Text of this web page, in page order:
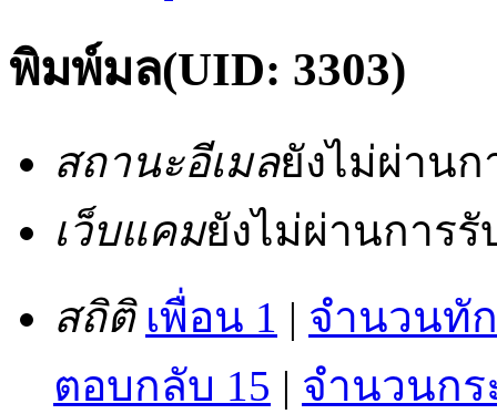
พิมพ์มล(UID: 3303)
สถานะอีเมลยังไม่ผ่านก
เว็บแคมยังไม่ผ่านการรั
สถิติ เพื่อน 1 | จำนวนทั
ตอบกลับ 15 | จำนวนกร